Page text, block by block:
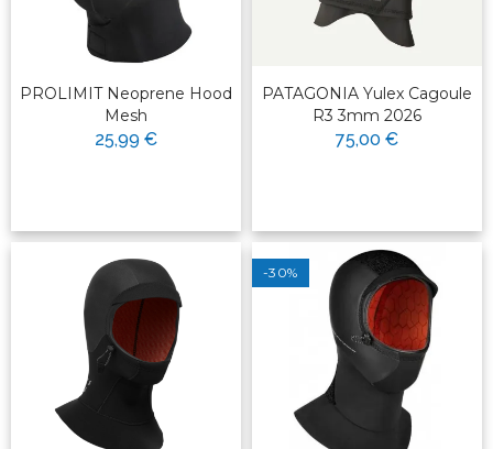
PROLIMIT Neoprene Hood
Mesh
25,99 €
PATAGONIA Yulex Cagoule
R3 3mm 2026
75,00 €
-30%